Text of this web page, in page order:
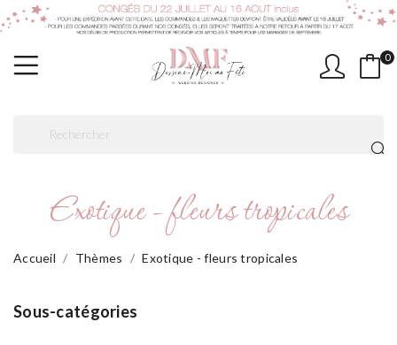
0
Exotique - fleurs tropicales
Accueil Thèmes Exotique - fleurs tropicales
Sous-catégories